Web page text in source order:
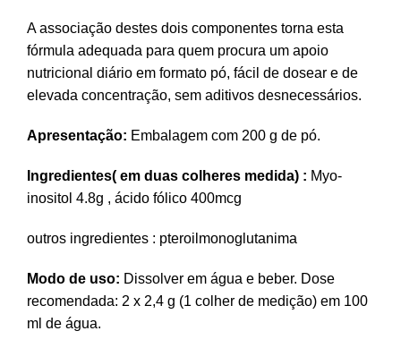
A associação destes dois componentes torna esta
fórmula adequada para quem procura um apoio
nutricional diário em formato pó, fácil de dosear e de
elevada concentração, sem aditivos desnecessários.
Apresentação: Embalagem com 200 g de pó.
Ingredientes( em duas colheres medida) : Myo-
inositol 4.8g , ácido fólico 400mcg
outros ingredientes : pteroilmonoglutanima
Modo de uso: Dissolver em água e beber. Dose
recomendada: 2 x 2,4 g (1 colher de medição) em 100
ml de água.